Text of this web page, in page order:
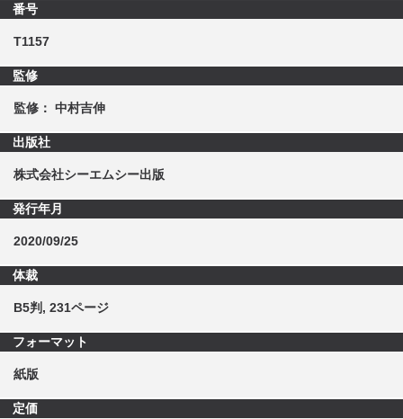
番号
T1157
監修
監修： 中村吉伸
出版社
株式会社シーエムシー出版
発行年月
2020/09/25
体裁
B5判, 231ページ
フォーマット
紙版
定価